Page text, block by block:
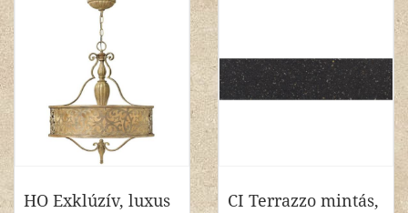
HO Exklúzív, luxus
CI Terrazzo mintás,